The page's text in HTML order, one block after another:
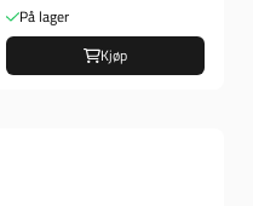
På lager
Kjøp